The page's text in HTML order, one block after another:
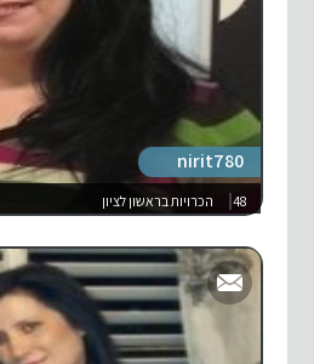
nirit780
48 הכרויות בראשון לציון